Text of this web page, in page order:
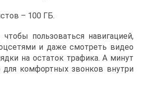
– 100 ГБ.
что­бы поль­зо­вать­ся на­ви­га­ци­ей,
и да­же смот­реть ви­део
на оста­ток тра­фи­ка. А ми­нут
для ком­форт­ных звон­ков внут­ри